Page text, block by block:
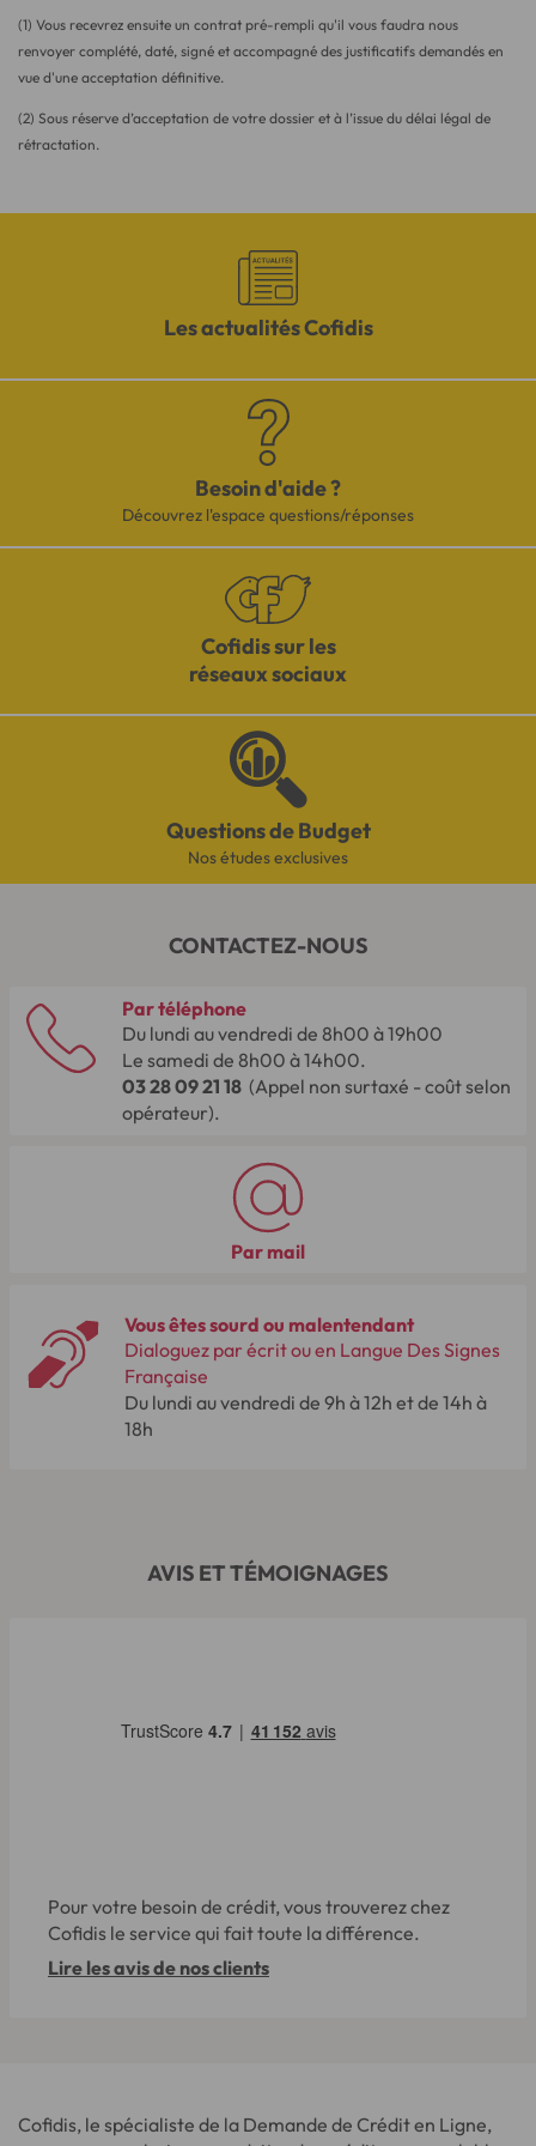
(1) Vous recevrez ensuite un contrat pré-rempli qu'il vous faudra nous
renvoyer complété, daté, signé et accompagné des justificatifs demandés en
vue d'une acceptation définitive.
(2) Sous réserve d’acceptation de votre dossier et à l’issue du délai légal de
rétractation.
Les actualités Cofidis
Besoin d'aide ?
Découvrez l'espace questions/réponses
Cofidis sur les
réseaux sociaux
Questions de Budget
Nos études exclusives
CONTACTEZ-NOUS
Par téléphone
Du lundi au vendredi de 8h00 à 19h00
Le samedi de 8h00 à 14h00.
03 28 09 21 18 (Appel non surtaxé - coût selon
opérateur).
Par mail
Vous êtes sourd ou malentendant
Dialoguez par écrit ou en Langue Des Signes
Française
Du lundi au vendredi de 9h à 12h et de 14h à
18h
AVIS ET TÉMOIGNAGES
Pour votre besoin de crédit, vous trouverez chez
Cofidis le service qui fait toute la différence.
Lire les avis de nos clients
Cofidis, le spécialiste de la Demande de Crédit en Ligne,